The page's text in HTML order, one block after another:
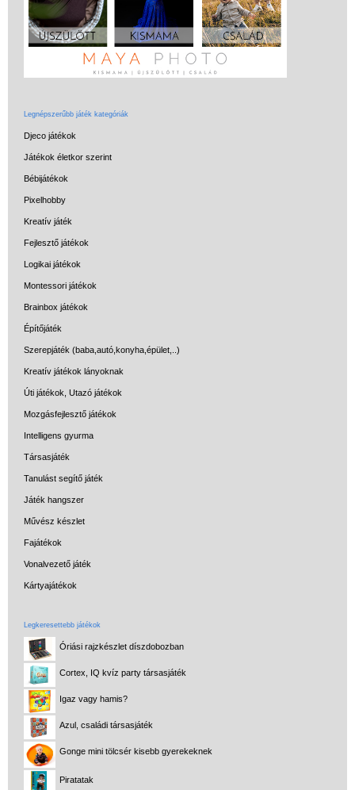
Legnépszerűbb játék kategóriák
Djeco játékok
Játékok életkor szerint
Bébijátékok
Pixelhobby
Kreatív játék
Fejlesztő játékok
Logikai játékok
Montessori játékok
Brainbox játékok
Építőjáték
Szerepjáték (baba,autó,konyha,épület,..)
Kreatív játékok lányoknak
Úti játékok, Utazó játékok
Mozgásfejlesztő játékok
Intelligens gyurma
Társasjáték
Tanulást segítő játék
Játék hangszer
Művész készlet
Fajátékok
Vonalvezető játék
Kártyajátékok
Legkeresettebb játékok
Óriási rajzkészlet díszdobozban
Cortex, IQ kvíz party társasjáték
Igaz vagy hamis?
Azul, családi társasjáték
Gonge mini tölcsér kisebb gyerekeknek
Piratatak
Miért vásárolj nálunk?
Akiket támogatunk
Garancia